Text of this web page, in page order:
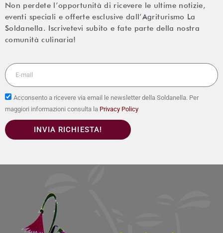
Non perdete l’opportunità di ricevere le ultime notizie,
eventi speciali e offerte esclusive dall’Agriturismo La
Soldanella. Iscrivetevi subito e fate parte della nostra
comunità culinaria!
Acconsento a ricevere via email le newsletter della Soldanella. Per
maggiori informazioni consulta la Privacy Policy
INVIA RICHIESTA!